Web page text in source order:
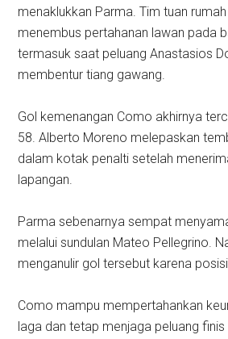
menaklukkan Parma. Tim tuan
menembus pertahanan lawan pada
termasuk saat peluang Anastasios
membentur tiang gawang.
Gol kemenangan Como akhirnya
58. Alberto Moreno melepaskan
dalam kotak penalti setelah
lapangan.
Parma sebenarnya sempat
melalui sundulan Mateo Pellegrino.
menganulir gol tersebut karena
Como mampu mempertahankan
laga dan tetap menjaga peluang